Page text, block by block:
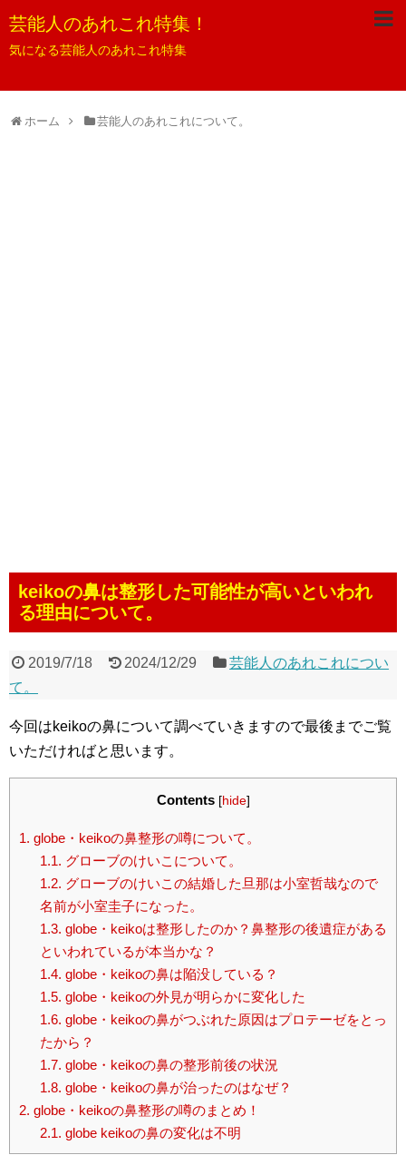
芸能人のあれこれ特集！
気になる芸能人のあれこれ特集
ホーム 芸能人のあれこれについて。
keikoの鼻は整形した可能性が高いといわれ
る理由について。
2019/7/18 2024/12/29
芸能人のあれこれについ
て。
今回はkeikoの鼻について調べていきますので最後までご覧
いただければと思います。
Contents [hide]
1. globe・keikoの鼻整形の噂について。
1.1. グローブのけいこについて。
1.2. グローブのけいこの結婚した旦那は小室哲哉なので
名前が小室圭子になった。
1.3. globe・keikoは整形したのか？鼻整形の後遺症がある
といわれているが本当かな？
1.4. globe・keikoの鼻は陥没している？
1.5. globe・keikoの外見が明らかに変化した
1.6. globe・keikoの鼻がつぶれた原因はプロテーゼをとっ
たから？
1.7. globe・keikoの鼻の整形前後の状況
1.8. globe・keikoの鼻が治ったのはなぜ？
2. globe・keikoの鼻整形の噂のまとめ！
2.1. globe keikoの鼻の変化は不明